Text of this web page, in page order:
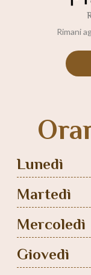
Rimani
Lunedì
Martedì
Mercoledì
Giovedì